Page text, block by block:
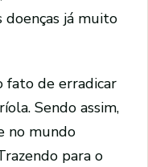
doenças já muito
fato de erradicar
Sendo assim,
no mundo
para o